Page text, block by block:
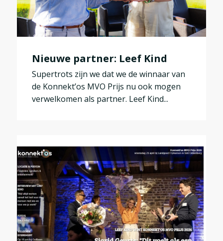
Nieuwe partner: Leef Kind
Supertrots zijn we dat we de winnaar van
de Konnekt’os MVO Prijs nu ook mogen
verwelkomen als partner. Leef Kind...